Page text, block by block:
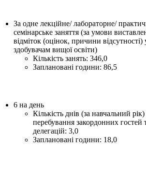
За одне лекційне/ лабораторне/
семінарське заняття (за умови
відміток (оцінок, причини відсутності)
здобувачам вищої освіти)
Кількість занять: 346,0
Заплановані години: 86,5
6 на день
Кількість днів (за навчальний рік)
перебування закордонних гостей
делегацій: 3,0
Заплановані години: 18,0